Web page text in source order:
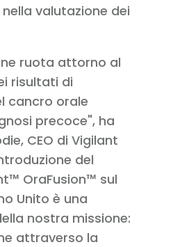
valutazione dei
ruota attorno al
risultati di
cancro orale
precoce", ha
CEO di Vigilant
del
OraFusion™ sul
Unito è una
nostra missione:
attraverso la